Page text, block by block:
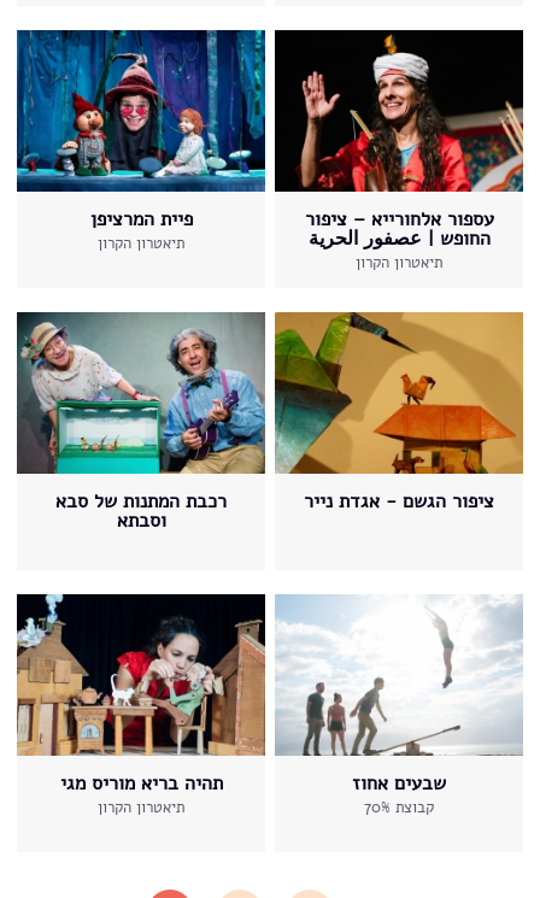
עספור אלחורייא – ציפור
החופש | عصفور الحرية
תיאטרון הקרון
פיית המרציפן
תיאטרון הקרון
ציפור הגשם - אגדת נייר רכבת המתנות של סבא
וסבתא
שבעים אחוז
קבוצת 70%
תהיה בריא מוריס מגי
תיאטרון הקרון